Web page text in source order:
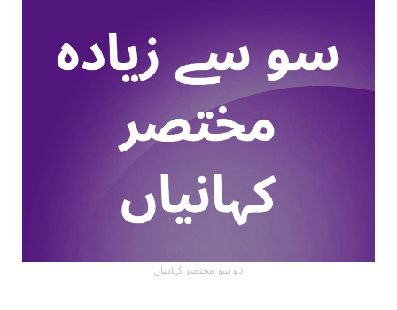
دو سو مختصر کہانیاں